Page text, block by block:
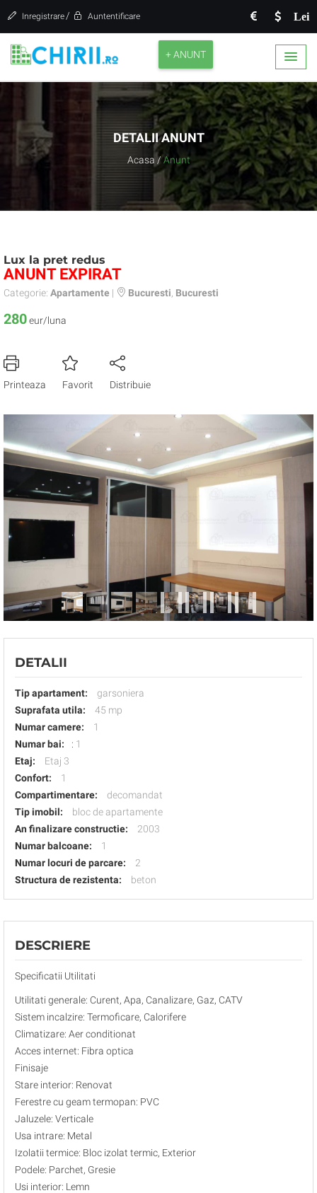
Lei
Inregistrare / Auntentificare
+ ANUNT
DETALII ANUNT
Acasa / Anunt
Lux la pret redus
ANUNT EXPIRAT
Categorie: Apartamente | Bucuresti Bucuresti
280eur/luna
Printeaza Favorit Distribuie
DETALII
Tip apartament:
garsoniera
Suprafata utila:
45 mp
Numar camere:
1
Numar bai:
: 1
Etaj:
Etaj 3
Confort:
1
Compartimentare:
decomandat
Tip imobil:
bloc de apartamente
An finalizare constructie:
2003
Numar balcoane:
1
Numar locuri de parcare:
2
Structura de rezistenta:
beton
DESCRIERE
Specificatii Utilitati
Utilitati generale: Curent, Apa, Canalizare, Gaz, CATV
Sistem incalzire: Termoficare, Calorifere
Climatizare: Aer conditionat
Acces internet: Fibra optica
Finisaje
Stare interior: Renovat
Ferestre cu geam termopan: PVC
Jaluzele: Verticale
Usa intrare: Metal
Izolatii termice: Bloc izolat termic, Exterior
Podele: Parchet, Gresie
Usi interior: Lemn